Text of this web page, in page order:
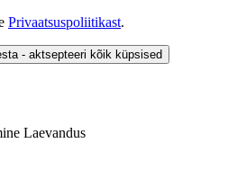
Privaatsuspoliitikast.
- aktsepteeri kõik küpsised
Laevandus